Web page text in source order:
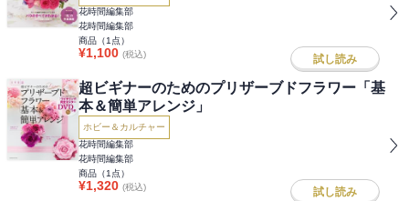
花時間編集部
花時間編集部
商品（1 点）
¥1,100 (税込) 試し読み
超ビギナーのためのプリザーブドフラワー「基
本＆簡単アレンジ」
ホビー＆カルチャー
花時間編集部
花時間編集部
商品（1 点）
¥1,320 (税込) 試し読み